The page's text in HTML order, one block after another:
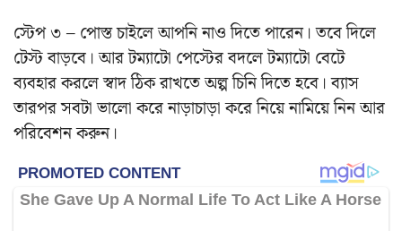
স্টেপ ৩ – পোস্ত চাইলে আপনি নাও দিতে পারেন। তবে দিলে
টেস্ট বাড়বে। আর টম্যাটো পেস্টের বদলে টম্যাটো বেটে
ব্যবহার করলে স্বাদ ঠিক রাখতে অল্প চিনি দিতে হবে। ব্যাস
তারপর সবটা ভালো করে নাড়াচাড়া করে নিয়ে নামিয়ে নিন আর
পরিবেশন করুন।